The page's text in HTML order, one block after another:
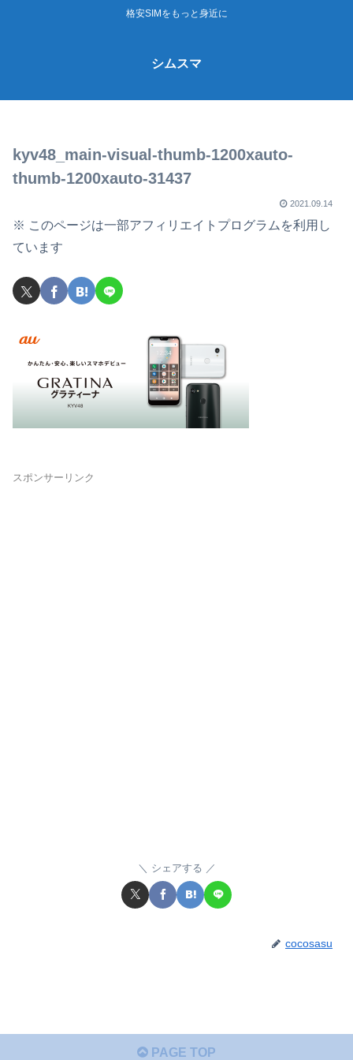
格安SIMをもっと身近に
シムスマ
kyv48_main-visual-thumb-1200xauto-
thumb-1200xauto-31437
2021.09.14
※ このページは一部アフィリエイトプログラムを利用し
ています
スポンサーリンク
シェアする
cocosasu
PAGE TOP